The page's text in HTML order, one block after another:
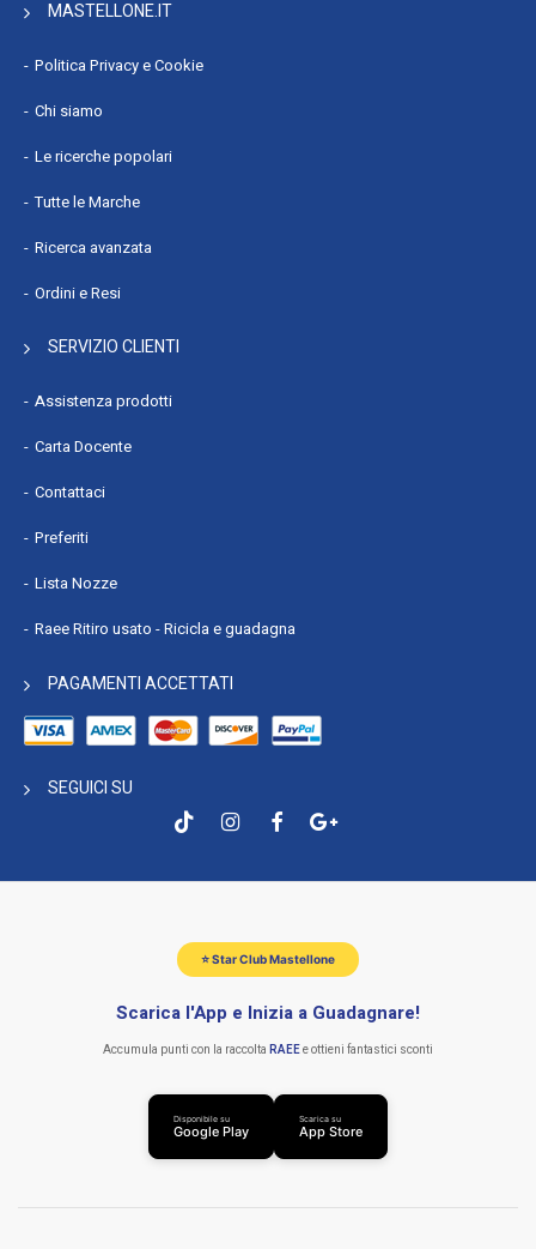
MASTELLONE.IT
Politica Privacy e Cookie
Chi siamo
Le ricerche popolari
Tutte le Marche
Ricerca avanzata
Ordini e Resi
SERVIZIO CLIENTI
Assistenza prodotti
Carta Docente
Contattaci
Preferiti
Lista Nozze
Raee Ritiro usato - Ricicla e guadagna
PAGAMENTI ACCETTATI
SEGUICI SU
⭐ Star Club Mastellone
Scarica l'App e Inizia a Guadagnare!
Accumula punti con la raccolta RAEEe ottieni fantastici sconti
Disponibile su
Google Play
Scarica su
App Store